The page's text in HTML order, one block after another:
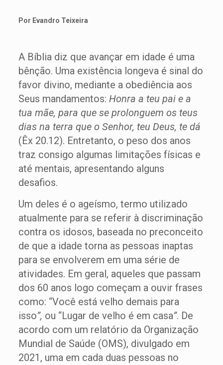
Por Evandro Teixeira
A Bíblia diz que avançar em idade é uma
bênção. Uma existência longeva é sinal do
favor divino, mediante a obediência aos
Seus mandamentos: Honra a teu pai e a
tua mãe, para que se prolonguem os teus
dias na terra que o Senhor, teu Deus, te dá
(Êx 20.12). Entretanto, o peso dos anos
traz consigo algumas limitações físicas e
até mentais, apresentando alguns
desafios.
Um deles é o ageísmo, termo utilizado
atualmente para se referir à discriminação
contra os idosos, baseada no preconceito
de que a idade torna as pessoas inaptas
para se envolverem em uma série de
atividades. Em geral, aqueles que passam
dos 60 anos logo começam a ouvir frases
como: “Você está velho demais para
isso”, ou “Lugar de velho é em casa”. De
acordo com um relatório da Organização
Mundial de Saúde (OMS), divulgado em
2021, uma em cada duas pessoas no